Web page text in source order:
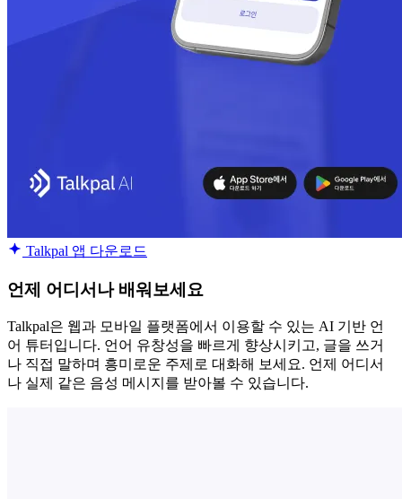
Talkpal 앱 다운로드
언제 어디서나 배워보세요
Talkpal은 웹과 모바일 플랫폼에서 이용할 수 있는 AI 기반 언
어 튜터입니다. 언어 유창성을 빠르게 향상시키고, 글을 쓰거
나 직접 말하며 흥미로운 주제로 대화해 보세요. 언제 어디서
나 실제 같은 음성 메시지를 받아볼 수 있습니다.